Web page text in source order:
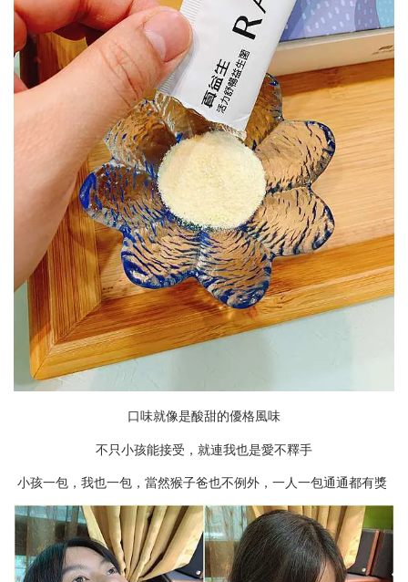
口味就像是酸甜的優格風味
不只小孩能接受，就連我也是愛不釋手
小孩一包，我也一包，當然猴子爸也不例外，一人一包通通都有獎